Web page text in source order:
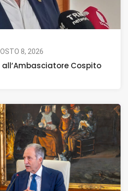
8, 2026
Cospito